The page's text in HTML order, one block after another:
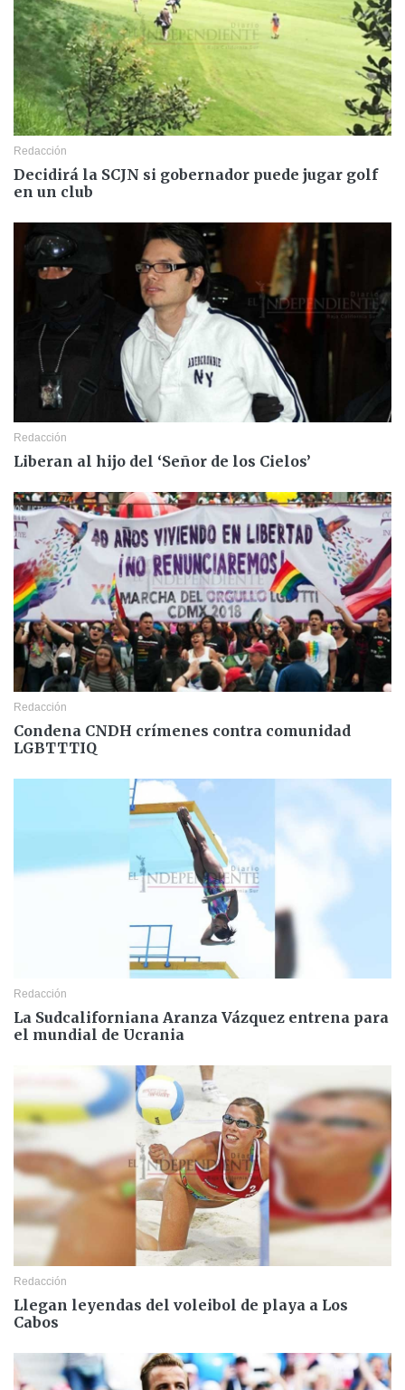
Redacción
Decidirá la SCJN si gobernador puede jugar golf
en un club
Redacción
Liberan al hijo del ‘Señor de los Cielos’
Redacción
Condena CNDH crímenes contra comunidad
LGBTTTIQ
Redacción
La Sudcaliforniana Aranza Vázquez entrena para
el mundial de Ucrania
Redacción
Llegan leyendas del voleibol de playa a Los
Cabos